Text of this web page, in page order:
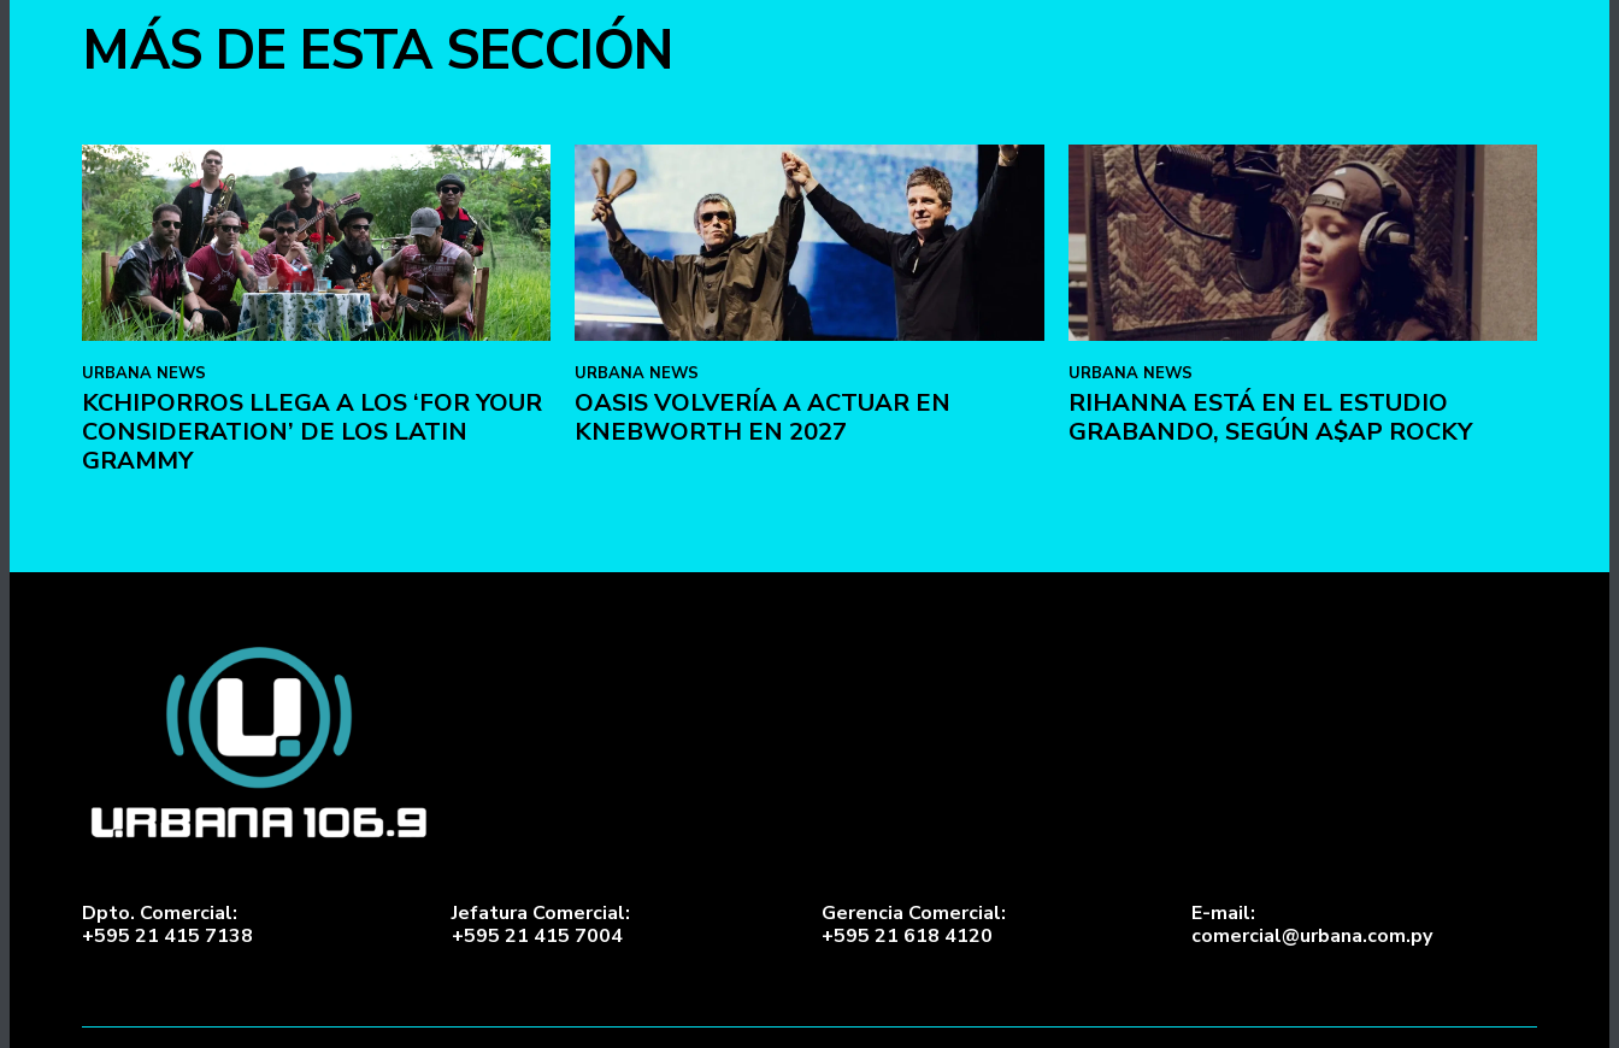
MÁS DE ESTA SECCIÓN
URBANA NEWS
KCHIPORROS LLEGA A LOS ‘FOR YOUR
CONSIDERATION’ DE LOS LATIN
GRAMMY
URBANA NEWS
OASIS VOLVERÍA A ACTUAR EN
KNEBWORTH EN 2027
URBANA NEWS
RIHANNA ESTÁ EN EL ESTUDIO
GRABANDO, SEGÚN A$AP ROCKY
Dpto. Comercial:
+595 21 415 7138
Jefatura Comercial:
+595 21 415 7004
Gerencia Comercial:
+595 21 618 4120
E-mail:
comercial@urbana.com.py